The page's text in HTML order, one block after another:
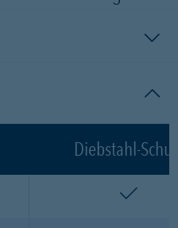
Diebstahl-